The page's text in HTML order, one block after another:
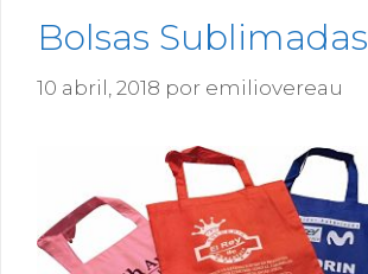
Bolsas Sublimadas
10 abril, 2018 por emiliovereau